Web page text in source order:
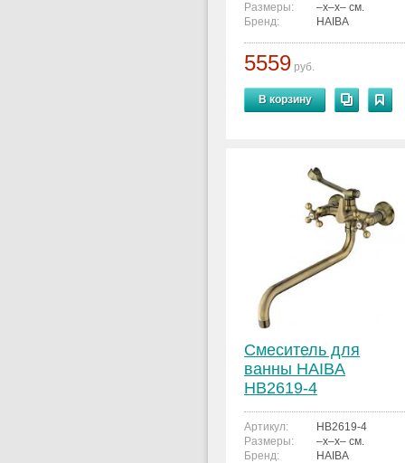
Размеры:
–x–x– см.
Бренд:
HAIBA
5559 руб.
В корзину
Смеситель для
ванны HAIBA
HB2619-4
Артикул:
HB2619-4
Размеры:
–x–x– см.
Бренд:
HAIBA